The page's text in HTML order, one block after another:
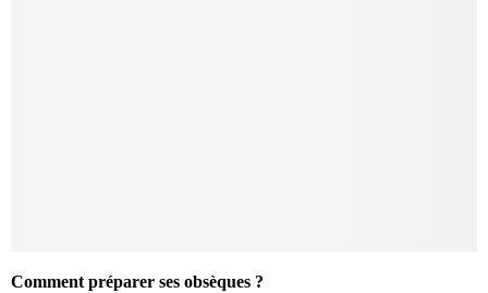
Comment préparer ses obsèques ?